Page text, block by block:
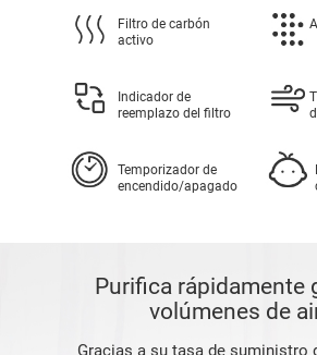
Filtro de carbón
activo
Indicador de
reemplazo del filtro
Temporizador de
encendido/apagado
Purifica rápidamente
volúmenes de
Gracias a su tasa de suministro